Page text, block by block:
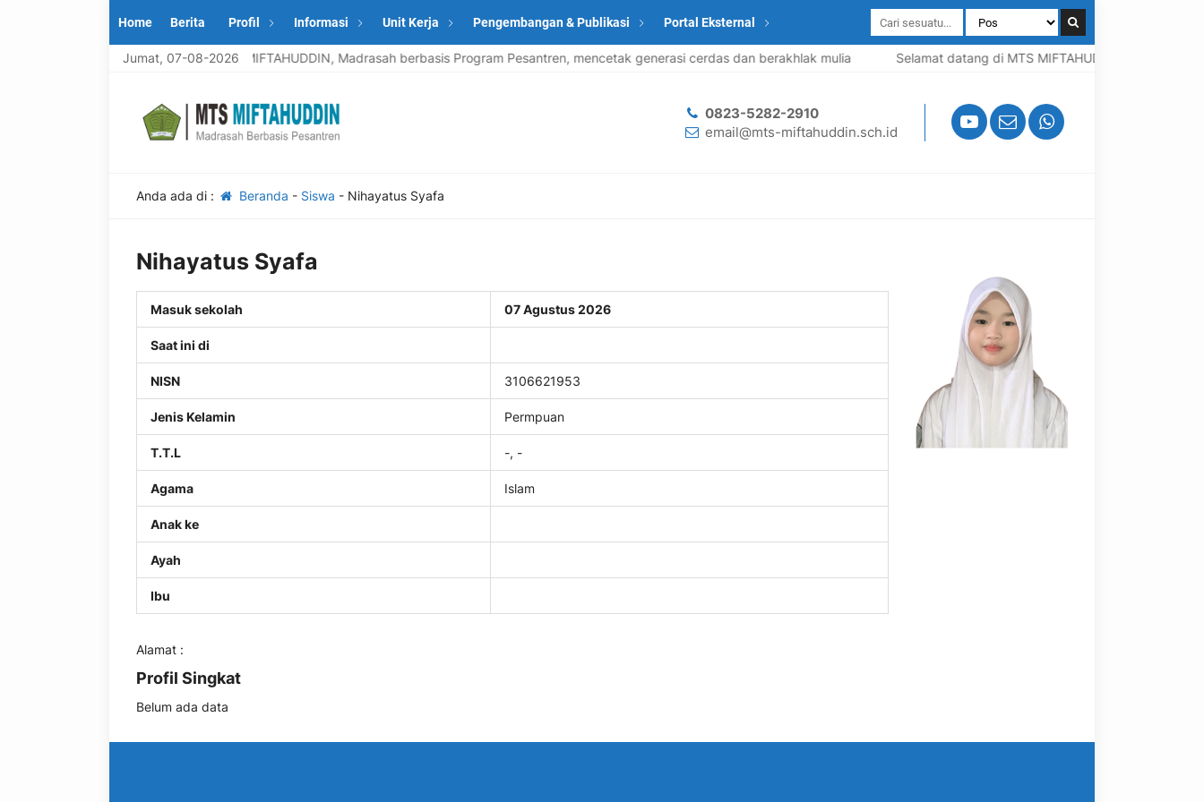
Home Berita Profil Informasi Unit Kerja Pengembangan & Publikasi Portal Eksternal
Jumat, 07-08-2026
Selamat datang di MTS MIFTAHUDDIN, Madrasah berbasis Program Pesantren, mencetak generasi cerdas dan berakhlak mulia Selamat datang di MTS MIFTAHUDDIN, Madrasah
0823-5282-2910
email@mts-miftahuddin.sch.id
Anda ada di : Beranda - Siswa - Nihayatus Syafa
Nihayatus Syafa
Masuk sekolah 07 Agustus 2026
Saat ini di
NISN 3106621953
Jenis Kelamin Permpuan
T.T.L -, -
Agama Islam
Anak ke
Ayah
Ibu
Alamat :
Profil Singkat
Belum ada data